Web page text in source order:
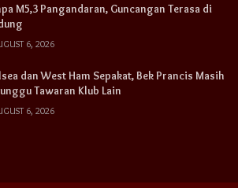
M5,3 Pangandaran, Guncangan Terasa di
6, 2026
dan West Ham Sepakat, Bek Prancis Masih
Tawaran Klub Lain
6, 2026